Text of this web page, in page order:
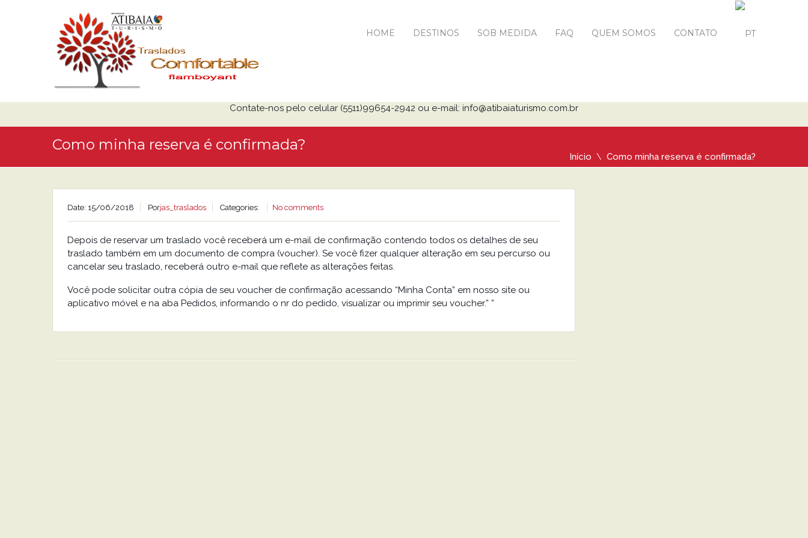
HOME DESTINOS SOB MEDIDA FAQ QUEM SOMOS CONTATO
Contate-nos pelo celular (5511)99654-2942 ou e-mail: info@atibaiaturismo.com.br
Como minha reserva é confirmada?
Início Como minha reserva é confirmada?
Date: 15/06/2018 Porjas_traslados Categories: No comments
Depois de reservar um traslado você receberá um e-mail de confirmação contendo todos os detalhes de seu
traslado também em um documento de compra (voucher). Se você fizer qualquer alteração em seu percurso ou
cancelar seu traslado, receberá outro e-mail que reflete as alterações feitas.
Você pode solicitar outra cópia de seu voucher de confirmação acessando “Minha Conta” em nosso site ou
aplicativo móvel e na aba Pedidos, informando o nr do pedido, visualizar ou imprimir seu voucher.” ”